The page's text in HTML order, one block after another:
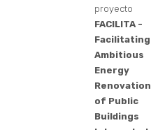
proyecto
FACILITA -
Facilitating
Ambitious
Energy
Renovation
of Public
Buildings